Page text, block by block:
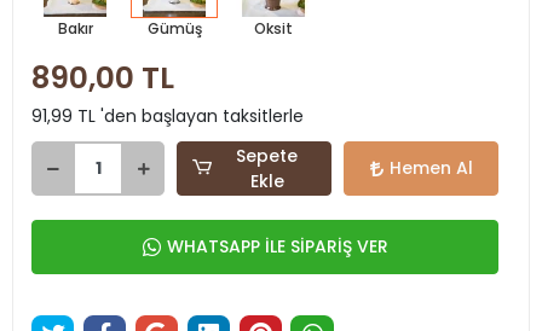
Bakır Gümüş Oksit
890,00 TL
91,99 TL 'den başlayan taksitlerle
Sepete
Ekle
Hemen Al
WHATSAPP İLE SİPARİŞ VER